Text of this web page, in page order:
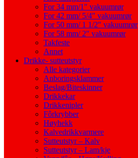
For 34 mm/1″ vakuumrør
For 42 mm/ 5/4″ vakuumrør
For 50 mm/ 1 1/2″ vakuumrør
For 58 mm/ 2″ vakuumrør
Takfeste
Annet
Drikke- sutteutstyr
Alle kategorier
Anboringsklammer
Beslag/Biteskinner
Drikkekar
Drikkenipler
Fôrkrybber
Høyhekk
Kalvedrikkvarmere
Sutteutstyr – Kalv
Sutteutstyr – Lam/kje